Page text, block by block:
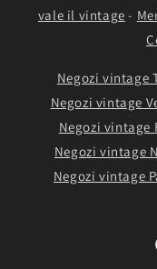
vale il vintage -
Negozi vintage
Negozi vintage
Negozi vintage
Negozi vintage
Negozi vintage